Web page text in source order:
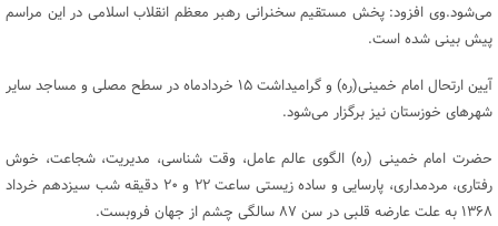
می‌شود.وی افزود: پخش مستقیم سخنرانی رهبر معظم انقلاب اسلامی در این مراسم
پیش بینی شده است.
آیین ارتحال امام خمینی(ره) و گرامیداشت ۱۵ خردادماه در سطح مصلی و مساجد سایر
شهرهای خوزستان نیز برگزار می‌شود.
حضرت امام خمینی (ره) الگوی عالم عامل، وقت شناسی، مدیریت، شجاعت، خوش
رفتاری، مردمداری، پارسایی و ساده زیستی ساعت ۲۲ و ۲۰ دقیقه شب سیزدهم خرداد
۱۳۶۸ به علت عارضه قلبی در سن ۸۷ سالگی چشم از جهان فروبست.